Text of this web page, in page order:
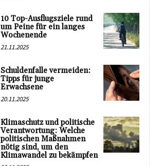
10 Top-Ausflugsziele rund
um Peine für ein langes
Wochenende
21.11.2025
Schuldenfalle vermeiden:
Tipps für junge
Erwachsene
20.11.2025
Klimaschutz und politische
Verantwortung: Welche
politischen Maßnahmen
nötig sind, um den
Klimawandel zu bekämpfen